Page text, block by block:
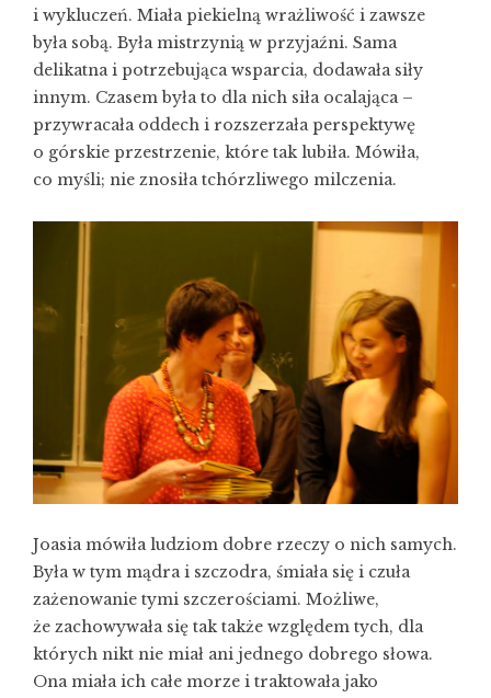
i wykluczeń. Miała piekielną wrażliwość i zawsze
była sobą. Była mistrzynią w przyjaźni. Sama
delikatna i potrzebująca wsparcia, dodawała siły
innym. Czasem była to dla nich siła ocalająca –
przywracała oddech i rozszerzała perspektywę
o górskie przestrzenie, które tak lubiła. Mówiła,
co myśli; nie znosiła tchórzliwego milczenia.
Joasia mówiła ludziom dobre rzeczy o nich samych.
Była w tym mądra i szczodra, śmiała się i czuła
zażenowanie tymi szczerościami. Możliwe,
że zachowywała się tak także względem tych, dla
których nikt nie miał ani jednego dobrego słowa.
Ona miała ich całe morze i traktowała jako